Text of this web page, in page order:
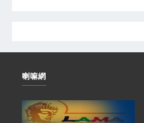
喇嘛網